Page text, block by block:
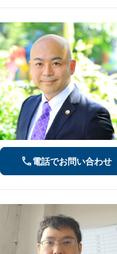
電話でお問い合わせ